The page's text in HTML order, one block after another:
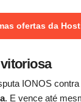
ofertas da
IONOS
. E vence até